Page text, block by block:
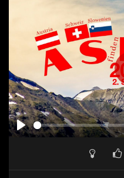
PLAY